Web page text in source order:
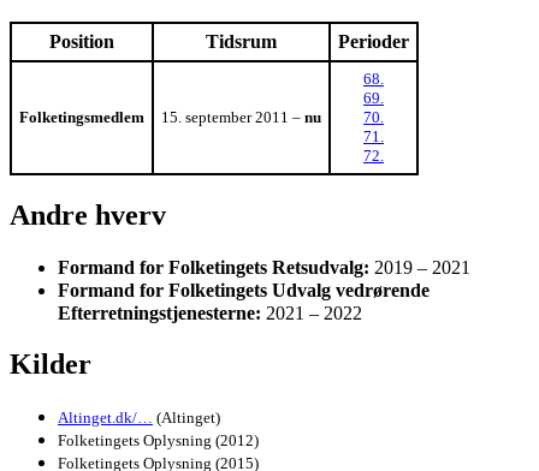
Position Tidsrum Perioder
Folketingsmedlem 15. september 2011 – nu
68.
69.
70.
71.
72.
Andre hverv
Formand for Folketingets Retsudvalg: 2019 – 2021
Formand for Folketingets Udvalg vedrørende
Efterretningstjenesterne: 2021 – 2022
Kilder
Altinget.dk/… (Altinget)
Folketingets Oplysning (2012)
Folketingets Oplysning (2015)